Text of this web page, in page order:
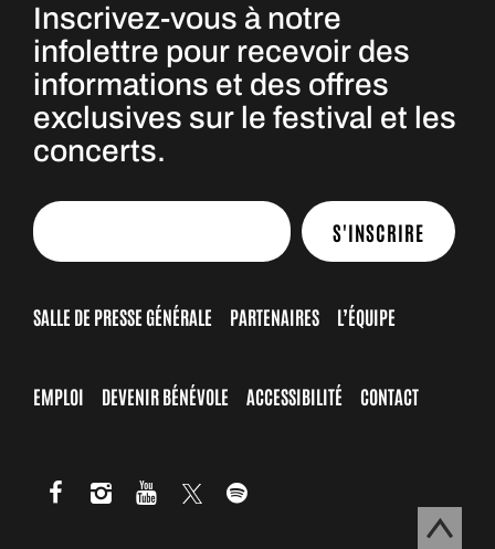
Inscrivez-vous à notre
infolettre pour recevoir des
informations et des offres
exclusives sur le festival et les
concerts.
S'INSCRIRE
SALLE DE PRESSE GÉNÉRALE PARTENAIRES L’ÉQUIPE
EMPLOI DEVENIR BÉNÉVOLE ACCESSIBILITÉ CONTACT